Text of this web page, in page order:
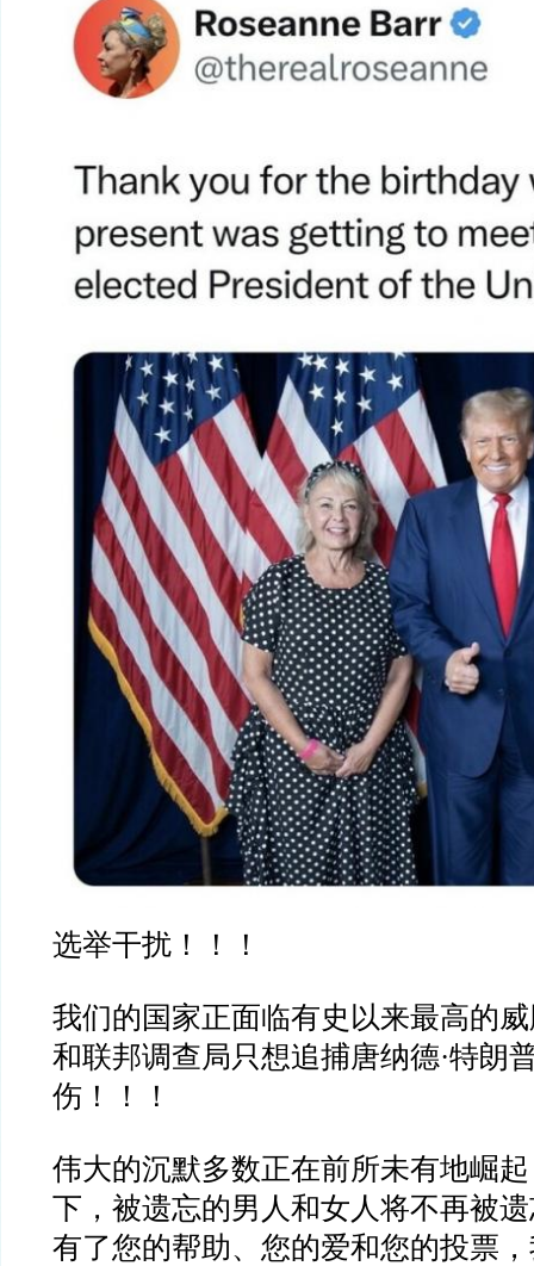
选举干扰！！！
我们的国家正面临有史以来最高的
和联邦调查局只想追捕唐纳德·特朗
伤！！！
伟大的沉默多数正在前所未有地崛
下，被遗忘的男人和女人将不再被
有了您的帮助、您的爱和您的投票